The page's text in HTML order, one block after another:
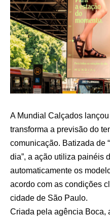
A Mundial Calçados
transforma a previsão do
comunicação. Batizada de
dia”, a ação utiliza painéis
automaticamente os
acordo com as condições
cidade de São Paulo.
Criada pela agência Boca,